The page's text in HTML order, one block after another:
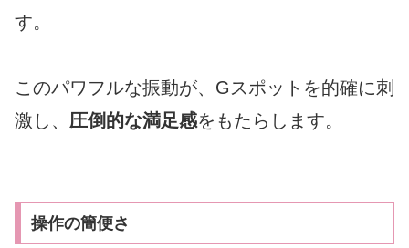
す。
このパワフルな振動が、Gスポットを的確に刺
激し、 圧倒的な満足感をもたらします。
操作の簡便さ